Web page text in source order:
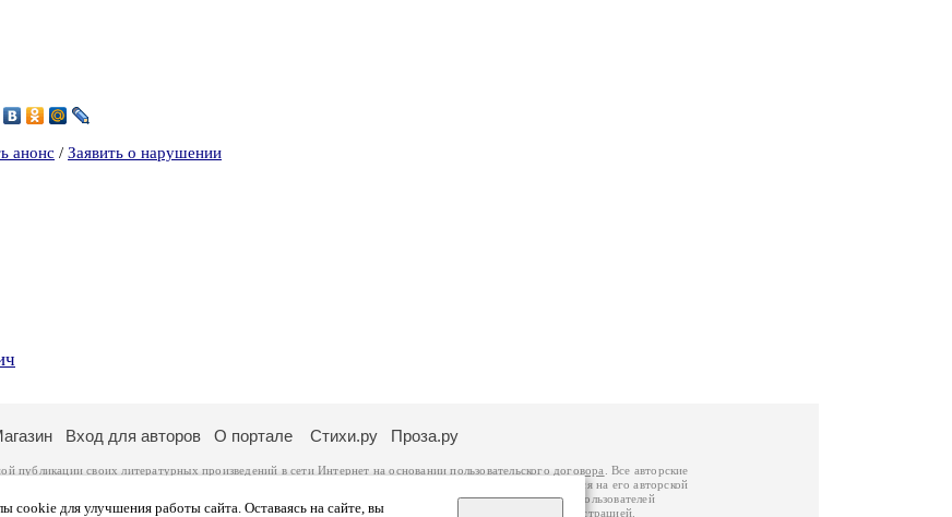
анонс / Заявить о нарушении
cookie для улучшения работы сайта. Оставаясь на сайте, вы
Вход для авторов О портале Стихи.ру Проза.ру
публикации своих литературных произведений в сети Интернет на основаниипользовательского договора
. Все авторские
. Перепечатка произведений возможна только с согласия его автора, к которому вы можете обратиться на его авторской
самостоятельно на основании
законодательства Российской Федерации. Данные пользователей
данных. Вы также можете посмотреть более подробнуюинформацию о портале связаться с администрацией